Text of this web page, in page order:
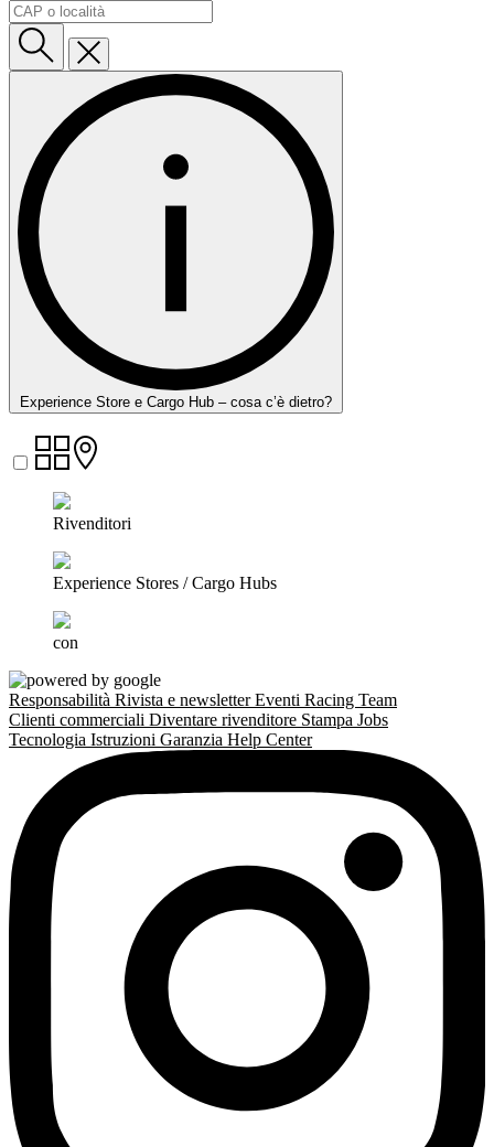
Experience Store e Cargo Hub – cosa c’è dietro?
Rivenditori
Experience Stores / Cargo Hubs
con
Responsabilità Rivista e newsletterEventi Racing Team
Clienti commerciali Diventare rivenditore Stampa Jobs
Tecnologia Istruzioni Garanzia Help Center